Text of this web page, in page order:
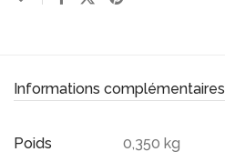
Informations complémentaires
Poids 0,350 kg